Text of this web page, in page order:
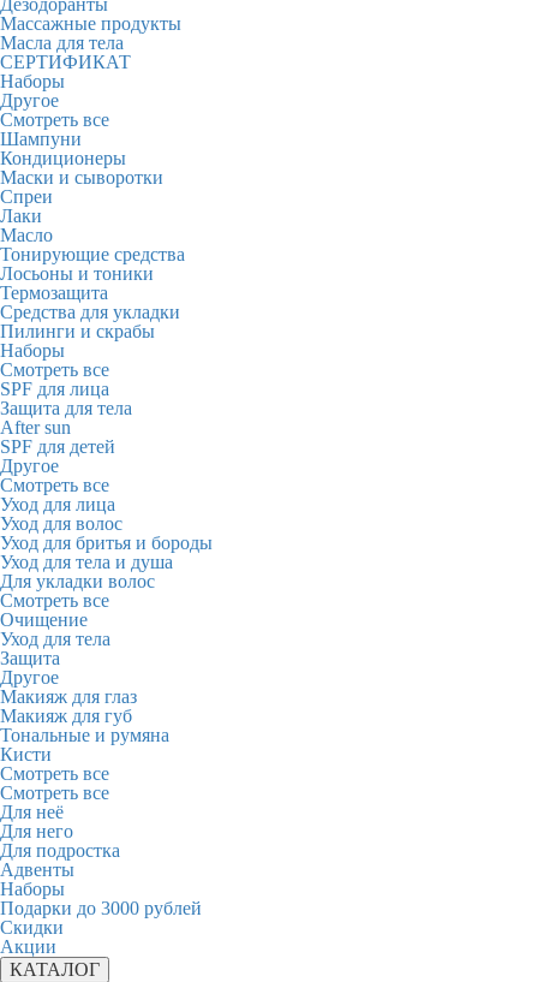
Дезодоранты
Массажные продукты
Масла для тела
СЕРТИФИКАТ
Наборы
Другое
Смотреть все
Шампуни
Кондиционеры
Маски и сыворотки
Спреи
Лаки
Масло
Тонирующие средства
Лосьоны и тоники
Термозащита
Средства для укладки
Пилинги и скрабы
Наборы
Смотреть все
SPF для лица
Защита для тела
After sun
SPF для детей
Другое
Смотреть все
Уход для лица
Уход для волос
Уход для бритья и бороды
Уход для тела и душа
Для укладки волос
Смотреть все
Очищение
Уход для тела
Защита
Другое
Макияж для глаз
Макияж для губ
Тональные и румяна
Кисти
Смотреть все
Смотреть все
Для неё
Для него
Для подростка
Адвенты
Наборы
Подарки до 3000 рублей
Скидки
Акции
КАТАЛОГ